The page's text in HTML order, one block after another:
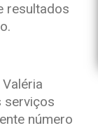
resultados
serviços
número